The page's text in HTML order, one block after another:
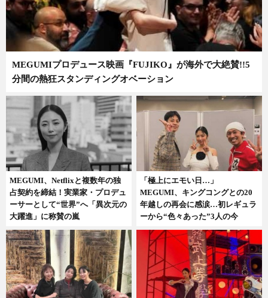
MEGUMIプロデュース映画『FUJIKO』が海外で大絶賛!!5
分間の熱狂スタンディングオベーション
MEGUMI、Netflixと複数年の独
占契約を締結！実業家・プロデュ
ーサーとして“世界”へ「異次元の
大躍進」に称賛の嵐
「極上にエモい日…」
MEGUMI、キングコングとの20
年越しの再会に感涙…初レギュラ
ーから“色々あった”3人の今